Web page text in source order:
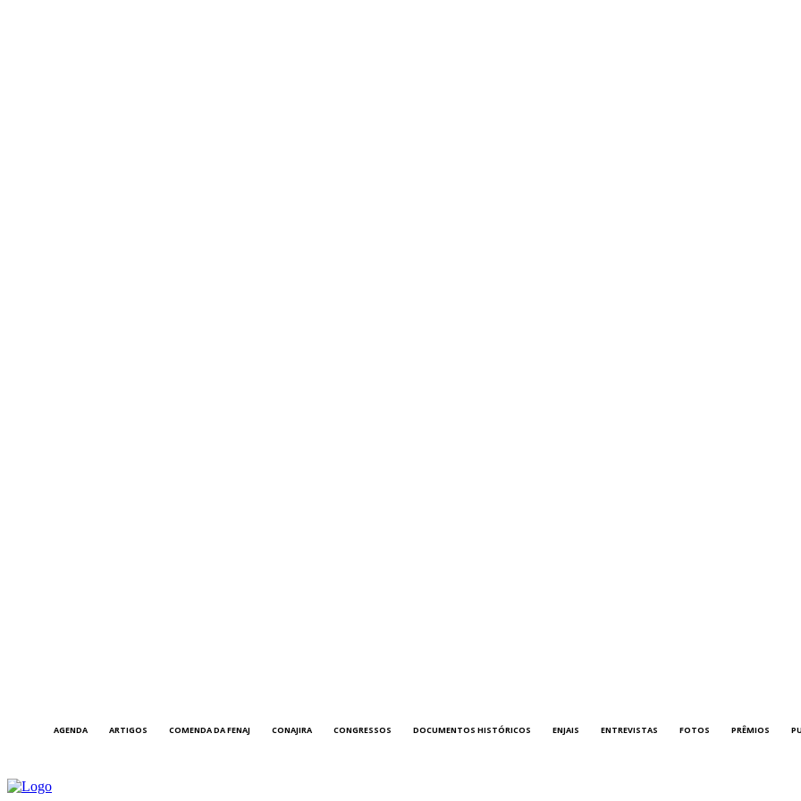
AGENDA ARTIGOS COMENDA DA FENAJ CONAJIRA CONGRESSOS DOCUMENTOS HISTÓRICOS ENJAIS ENTREVISTAS FOTOS PRÊMIOS